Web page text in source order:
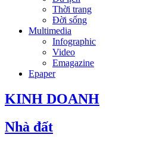
Thời trang
Đời sống
Multimedia
Infographic
Video
Emagazine
Epaper
KINH DOANH
Nhà đất